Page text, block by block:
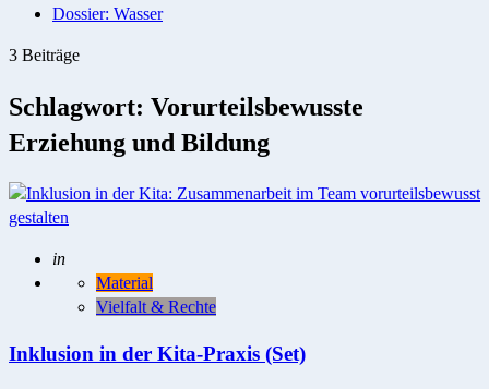
Dossier: Wasser
3 Beiträge
Schlagwort: Vorurteilsbewusste
Erziehung und Bildung
Geschrieben
in
Material
Vielfalt & Rechte
Inklusion in der Kita-Praxis (Set)